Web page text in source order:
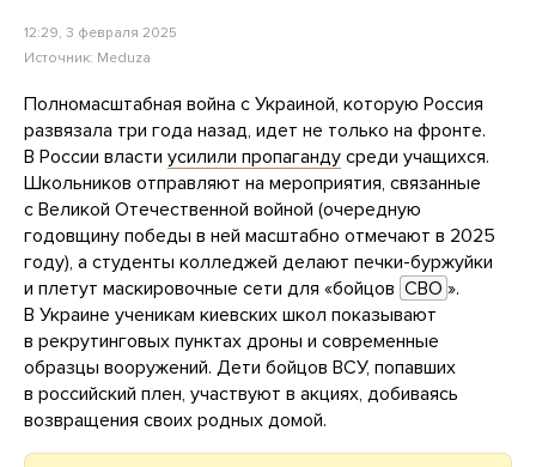
12:29, 3 февраля 2025
Источник: Meduza
Полномасштабная война с Украиной, которую Россия
развязала три года назад, идет не только на фронте.
В России власти усилили пропаганду среди учащихся.
Школьников отправляют на мероприятия, связанные
с Великой Отечественной войной (очередную
годовщину победы в ней масштабно отмечают в 2025
году), а студенты колледжей делают печки-буржуйки
и плетут маскировочные сети для «бойцов СВО ».
В Украине ученикам киевских школ показывают
в рекрутинговых пунктах дроны и современные
образцы вооружений. Дети бойцов ВСУ, попавших
в российский плен, участвуют в акциях, добиваясь
возвращения своих родных домой.